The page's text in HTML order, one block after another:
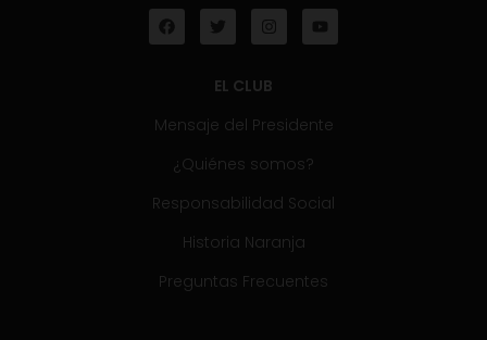
EL CLUB
Mensaje del Presidente
¿Quiénes somos?
Responsabilidad Social
Historia Naranja
Preguntas Frecuentes